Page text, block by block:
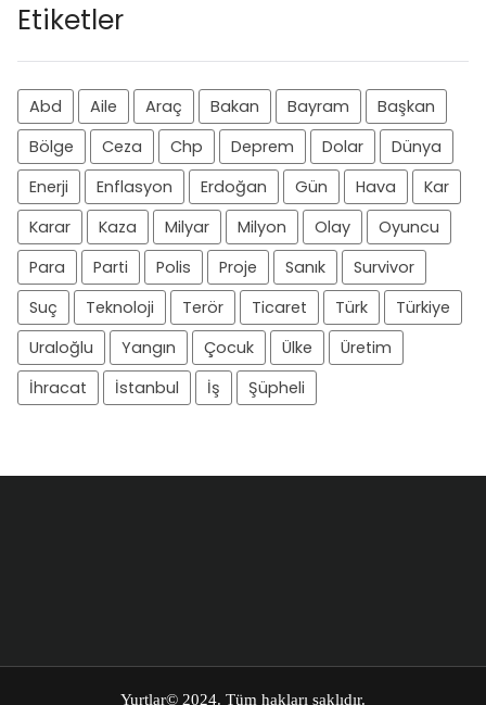
Etiketler
Abd Aile Araç Bakan Bayram
Başkan
Bölge
Ceza Chp Deprem Dolar
Dünya
Enerji
Enflasyon Erdoğan Gün Hava
Kar
Karar
Kaza Milyar Milyon Olay
Oyuncu
Para
Parti Polis Proje Sanık
Survivor
Suç
Teknoloji Terör Ticaret Türk
Türkiye
Uraloğlu
Yangın Çocuk Ülke
Üretim
İhracat
İstanbul İş Şüpheli
Yurtlar© 2024. Tüm hakları saklıdır.